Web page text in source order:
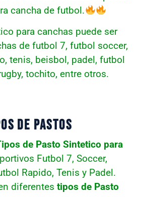
cancha de futbol.
para canchas puede ser
de futbol 7, futbol soccer,
tenis, beisbol, padel, futbol
tochito, entre otros.
DE PASTOS
de Pasto Sintetico para
Futbol 7, Soccer,
Rapido, Tenis y Padel.
diferentes tipos de Pasto